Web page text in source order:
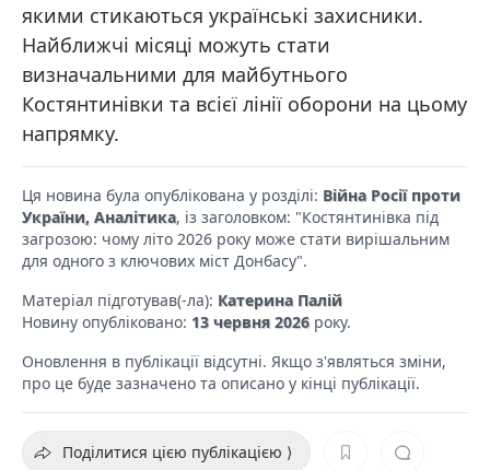
якими стикаються українські захисники.
Найближчі місяці можуть стати
визначальними для майбутнього
Костянтинівки та всієї лінії оборони на цьому
напрямку.
Ця новина була опублікована у розділі: Війна Росії проти
України, Аналітика, із заголовком: "Костянтинівка під
загрозою: чому літо 2026 року може стати вирішальним
для одного з ключових міст Донбасу".
Матеріал підготував(-ла): Катерина Палій
Новину опубліковано: 13 червня 2026року.
Оновлення в публікації відсутні. Якщо з'являться зміни,
про це буде зазначено та описано у кінці публікації.
Поділитися цією публікацією ⟩